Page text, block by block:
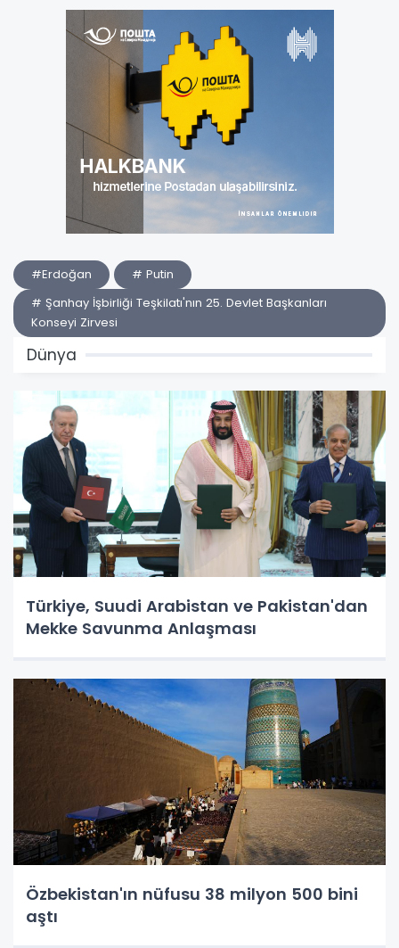
#Erdoğan
# Putin
# Şanhay İşbirliği Teşkilatı'nın 25. Devlet Başkanları
Konseyi Zirvesi
Dünya
Türkiye, Suudi Arabistan ve Pakistan'dan
Mekke Savunma Anlaşması
Özbekistan'ın nüfusu 38 milyon 500 bini
aştı